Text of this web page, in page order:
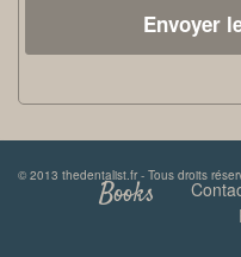
© 2013 thedentalist.fr - Tous droits
Books